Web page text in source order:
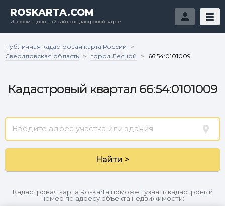
ROSKARTA.COM
Информационный сайт о кадастровой карте
Публичная кадастровая карта России
>
Свердловская область > город Лесной > 66:54:0101009
Кадастровый квартал 66:54:0101009
Найти >
Кадастровая карта Roskarta поможет узнать кадастровый
номер по адресу объекта недвижимости: